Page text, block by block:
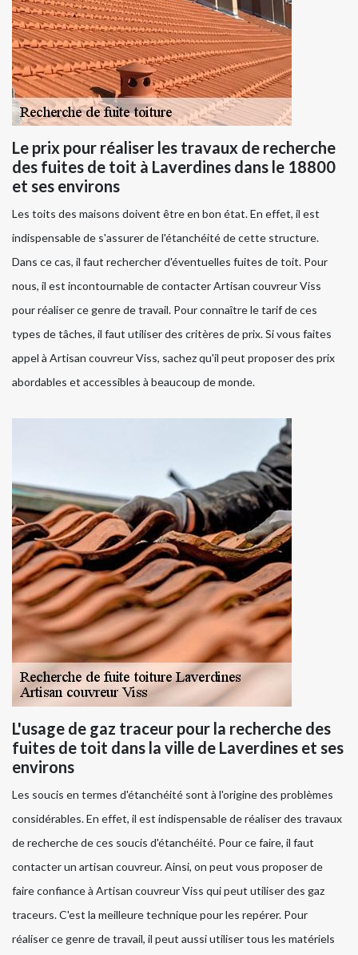
Le prix pour réaliser les travaux de recherche
des fuites de toit à Laverdines dans le 18800
et ses environs
Les toits des maisons doivent être en bon état. En effet, il est
indispensable de s'assurer de l'étanchéité de cette structure.
Dans ce cas, il faut rechercher d'éventuelles fuites de toit. Pour
nous, il est incontournable de contacter Artisan couvreur Viss
pour réaliser ce genre de travail. Pour connaître le tarif de ces
types de tâches, il faut utiliser des critères de prix. Si vous faites
appel à Artisan couvreur Viss, sachez qu'il peut proposer des prix
abordables et accessibles à beaucoup de monde.
L'usage de gaz traceur pour la recherche des
fuites de toit dans la ville de Laverdines et ses
environs
Les soucis en termes d'étanchéité sont à l'origine des problèmes
considérables. En effet, il est indispensable de réaliser des travaux
de recherche de ces soucis d'étanchéité. Pour ce faire, il faut
contacter un artisan couvreur. Ainsi, on peut vous proposer de
faire confiance à Artisan couvreur Viss qui peut utiliser des gaz
traceurs. C'est la meilleure technique pour les repérer. Pour
réaliser ce genre de travail, il peut aussi utiliser tous les matériels